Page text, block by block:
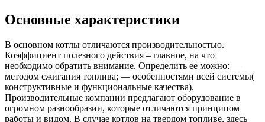
Основные характеристики
В основном котлы отличаются производительностью.
Коэффициент полезного действия – главное, на что
необходимо обратить внимание. Определить ее можно: —
методом сжигания топлива; — особенностями всей системы(
конструктивные и функциональные качества).
Производительные компании предлагают оборудование в
огромном разнообразии, которые отличаются принципом
работы и видом. В случае котлов на твердом топливе, здесь